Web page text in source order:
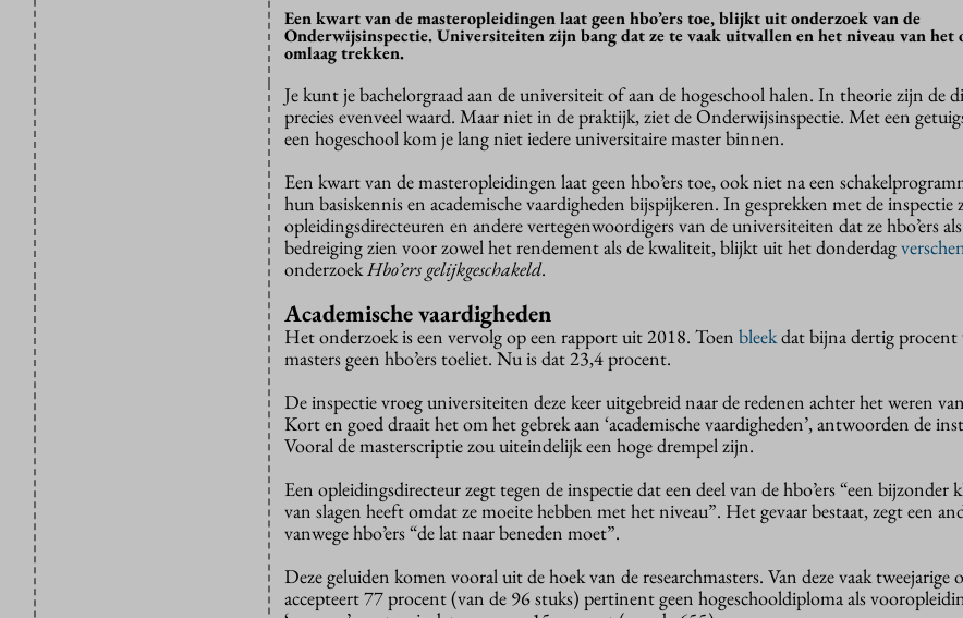
Een kwart van de masteropleidingen laat geen hbo’ers toe, blijkt uit onderzoek van de
Onderwijsinspectie. Universiteiten zijn bang dat ze te vaak uitvallen en het niveau van het
omlaag trekken.
Je kunt je bachelorgraad aan de universiteit of aan de hogeschool halen. In theorie zijn de
precies evenveel waard. Maar niet in de praktijk, ziet de Onderwijsinspectie. Met een
een hogeschool kom je lang niet iedere universitaire master binnen.
Een kwart van de masteropleidingen laat geen hbo’ers toe, ook niet na een
hun basiskennis en academische vaardigheden bijspijkeren. In gesprekken met de inspectie
opleidingsdirecteuren en andere vertegenwoordigers van de universiteiten dat ze hbo’ers
bedreiging zien voor zowel het rendement als de kwaliteit, blijkt uit het donderdag
onderzoek Hbo’ers gelijkgeschakeld.
Academische vaardigheden
Het onderzoek is een vervolg op een rapport uit 2018. Toen bleekdat bijna dertig procent
masters geen hbo’ers toeliet. Nu is dat 23,4 procent.
De inspectie vroeg universiteiten deze keer uitgebreid naar de redenen achter het weren van
Kort en goed draait het om het gebrek aan ‘academische vaardigheden’, antwoorden de
Vooral de masterscriptie zou uiteindelijk een hoge drempel zijn.
Een opleidingsdirecteur zegt tegen de inspectie dat een deel van de hbo’ers “een bijzonder
van slagen heeft omdat ze moeite hebben met het niveau”. Het gevaar bestaat, zegt een
vanwege hbo’ers “de lat naar beneden moet”.
Deze geluiden komen vooral uit de hoek van de researchmasters. Van deze vaak tweejarige
accepteert 77 procent (van de 96 stuks) pertinent geen hogeschooldiploma als